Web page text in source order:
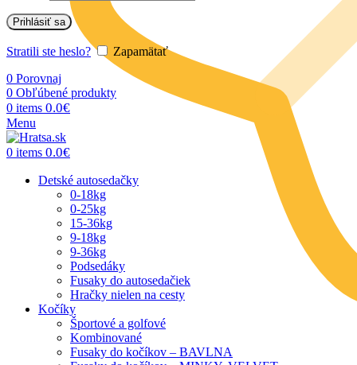
Prihlásiť sa
Stratili ste heslo?
Zapamätať
0 Porovnaj
0 Obľúbené produkty
0 items 0.0€
Menu
0 items 0.0€
Detské autosedačky
0-18kg
0-25kg
15-36kg
9-18kg
9-36kg
Podsedáky
Fusaky do autosedačiek
Hračky nielen na cesty
Kočíky
Športové a golfové
Kombinované
Fusaky do kočíkov – BAVLNA